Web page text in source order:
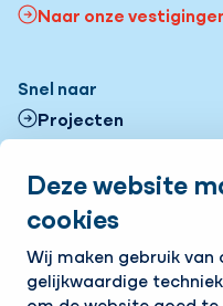
Deze website
cookies
Wij maken gebruik van
gelijkwaardige
Naar onze
Snel naar
Projecten
Onze vestigingen
Volg ons
LinkedInInstagramFacebook